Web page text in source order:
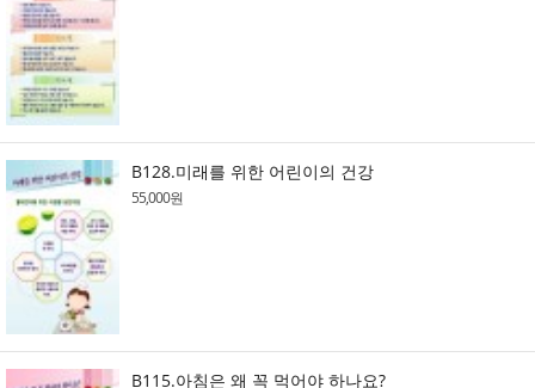
B128.미래를 위한 어린이의 건강
55,000원
B115.아침은 왜 꼭 먹어야 하나요?